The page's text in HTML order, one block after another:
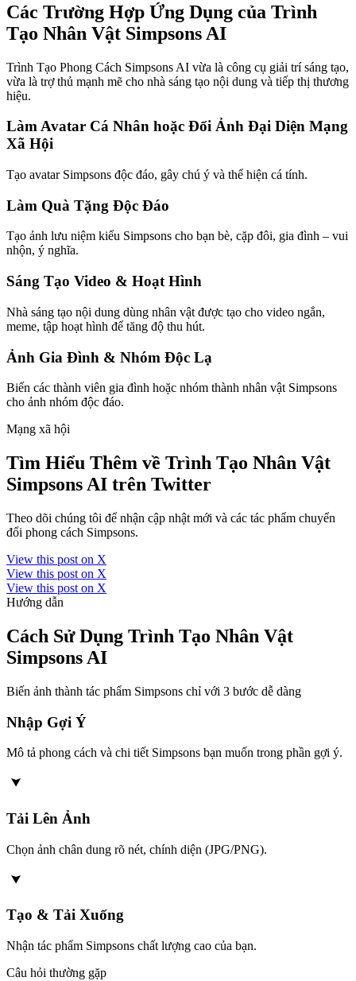
Các Trường Hợp Ứng Dụng của Trình
Tạo Nhân Vật Simpsons AI
Trình Tạo Phong Cách Simpsons AI vừa là công cụ giải trí sáng tạo,
vừa là trợ thủ mạnh mẽ cho nhà sáng tạo nội dung và tiếp thị thương
hiệu.
Làm Avatar Cá Nhân hoặc Đổi Ảnh Đại Diện Mạng
Xã Hội
Tạo avatar Simpsons độc đáo, gây chú ý và thể hiện cá tính.
Làm Quà Tặng Độc Đáo
Tạo ảnh lưu niệm kiểu Simpsons cho bạn bè, cặp đôi, gia đình – vui
nhộn, ý nghĩa.
Sáng Tạo Video & Hoạt Hình
Nhà sáng tạo nội dung dùng nhân vật được tạo cho video ngắn,
meme, tập hoạt hình để tăng độ thu hút.
Ảnh Gia Đình & Nhóm Độc Lạ
Biến các thành viên gia đình hoặc nhóm thành nhân vật Simpsons
cho ảnh nhóm độc đáo.
Mạng xã hội
Tìm Hiểu Thêm về Trình Tạo Nhân Vật
Simpsons AI trên Twitter
Theo dõi chúng tôi để nhận cập nhật mới và các tác phẩm chuyển
đổi phong cách Simpsons.
View this post on X
View this post on X
View this post on X
Hướng dẫn
Cách Sử Dụng Trình Tạo Nhân Vật
Simpsons AI
Biến ảnh thành tác phẩm Simpsons chỉ với 3 bước dễ dàng
Nhập Gợi Ý
Mô tả phong cách và chi tiết Simpsons bạn muốn trong phần gợi ý.
Tải Lên Ảnh
Chọn ảnh chân dung rõ nét, chính diện (JPG/PNG).
Tạo & Tải Xuống
Nhận tác phẩm Simpsons chất lượng cao của bạn.
Câu hỏi thường gặp